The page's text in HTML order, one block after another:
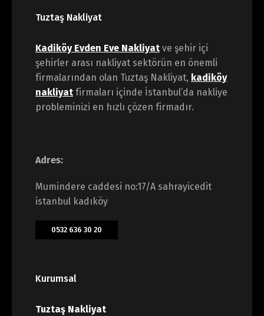
Tuztaş Nakliyat
Kadiköy Evden Eve Nakliyat ve şehir içi
şehirler arası nakliyat sektörün en önemli
firmalarından olan Tuztaş Nakliyat, kadiköy
nakliyat firmaları içinde İstanbul’da nakliye
probleminizi en hızlı çözen firmadır.
Adres:
Mumindere caddesi no:17/A sahrayicedit
istanbul kadıköy
0532 636 30 20
Kurumsal
Tuztaş Nakliyat